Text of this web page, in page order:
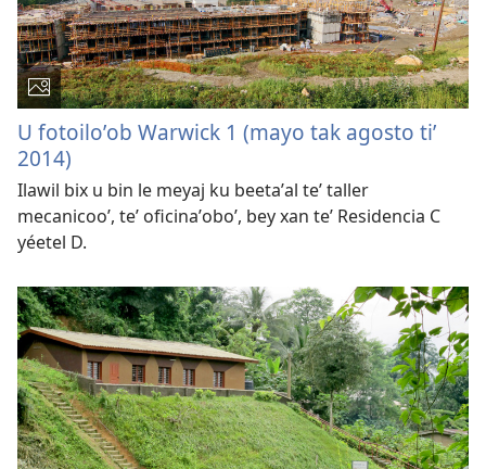
U fotoiloʼob Warwick 1 (mayo tak agosto tiʼ
2014)
Ilawil bix u bin le meyaj ku beetaʼal teʼ taller
mecanicooʼ, teʼ oficinaʼoboʼ, bey xan teʼ Residencia C
yéetel D.